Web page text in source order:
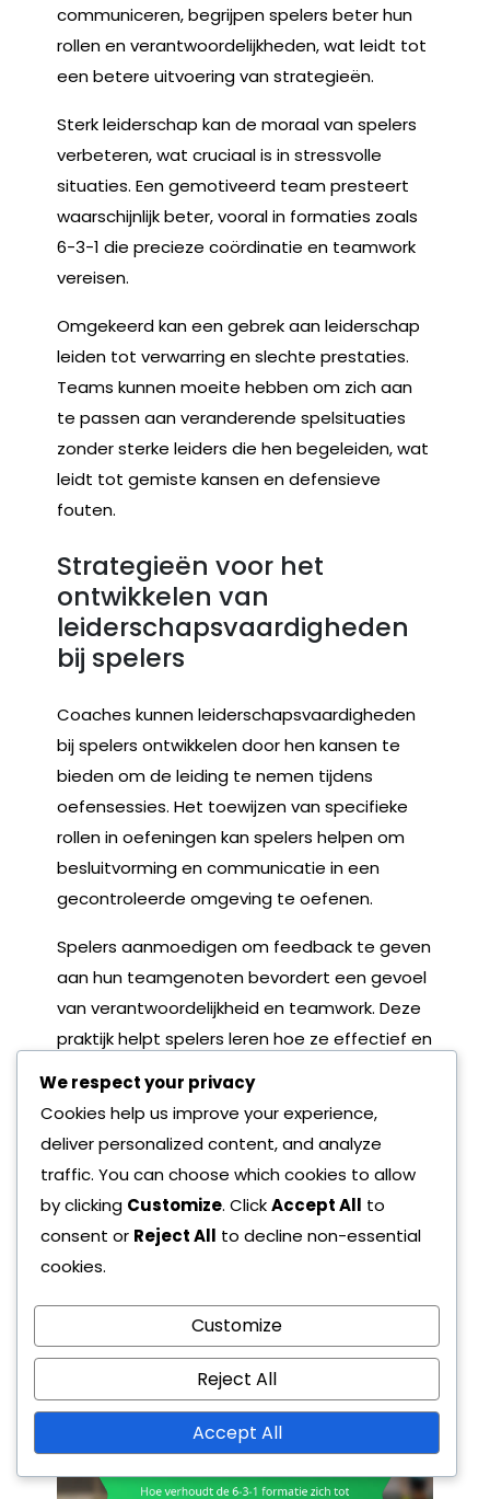
communiceren, begrijpen spelers beter hun
rollen en verantwoordelijkheden, wat leidt tot
een betere uitvoering van strategieën.
Sterk leiderschap kan de moraal van spelers
verbeteren, wat cruciaal is in stressvolle
situaties. Een gemotiveerd team presteert
waarschijnlijk beter, vooral in formaties zoals
6-3-1 die precieze coördinatie en teamwork
vereisen.
Omgekeerd kan een gebrek aan leiderschap
leiden tot verwarring en slechte prestaties.
Teams kunnen moeite hebben om zich aan
te passen aan veranderende spelsituaties
zonder sterke leiders die hen begeleiden, wat
leidt tot gemiste kansen en defensieve
fouten.
Strategieën voor het
ontwikkelen van
leiderschapsvaardigheden
bij spelers
Coaches kunnen leiderschapsvaardigheden
bij spelers ontwikkelen door hen kansen te
bieden om de leiding te nemen tijdens
oefensessies. Het toewijzen van specifieke
rollen in oefeningen kan spelers helpen om
besluitvorming en communicatie in een
gecontroleerde omgeving te oefenen.
Spelers aanmoedigen om feedback te geven
aan hun teamgenoten bevordert een gevoel
van verantwoordelijkheid en teamwork. Deze
praktijk helpt spelers leren hoe ze effectief en
assertief kunnen communiceren, essentiële
eigenschappen voor leiders op het veld.
Bovendien kan het houden van regelmatige
teamvergaderingen de ontwikkeling van
leiderschap verbeteren. Het bespreken van
spelsituaties, het evalueren van prestaties en
het stellen van gezamenlijke doelen kan
spelers in staat stellen om
verantwoordelijkheid te nemen voor hun rollen
en verantwoordelijkheden.
We respect your privacy
Cookies help us improve your experience,
deliver personalized content, and analyze
traffic. You can choose which cookies to allow
by clicking Customize. ClickAccept All to
consent or Reject All to decline non-essential
cookies.
Customize
Reject All
Accept All